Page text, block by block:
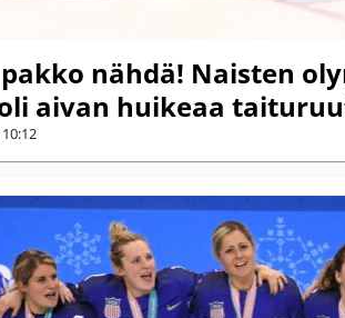
nähdä! Naisten
aivan huikeaa
10:12